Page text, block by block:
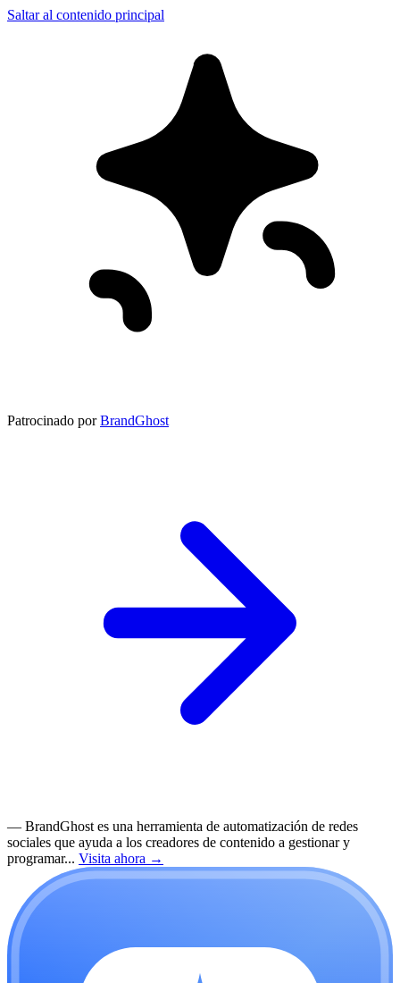
Saltar al contenido principal
Patrocinado por BrandGhost
— BrandGhost es una herramienta de automatización de redes
sociales que ayuda a los creadores de contenido a gestionar y
programar... Visita ahora →